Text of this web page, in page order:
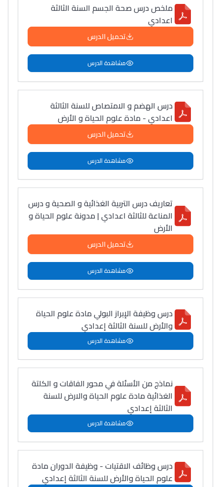
ملخص درس صحة الجسم السنة الثالثة
اعدادي
تحميل الدرس
مشاهدة الدرس
درس الهضم و الامتصاص للسنة الثالثة
اعدادي - مادة علوم الحياة و الأرض
تحميل الدرس
مشاهدة الدرس
تعاريف درس التربية الغذائية و الصحية و درس
المناعة للثالثة اعدادي | مدونة علوم الحياة و
الأرض
تحميل الدرس
مشاهدة الدرس
درس وظيفة الإبراز البولي مادة علوم الحياة
والأرض للسنة الثالثة إعدادي
مشاهدة الدرس
نماذج من الأسئلة في محور الفاقات و الكلتة
الغذائية مادة علوم الحياة والارض للسنة
الثالثة إعدادي
مشاهدة الدرس
درس وظائف الاقتيات - وظيفة الدوران مادة
علوم الحياة والأرض للسنة الثالثة إعدادي